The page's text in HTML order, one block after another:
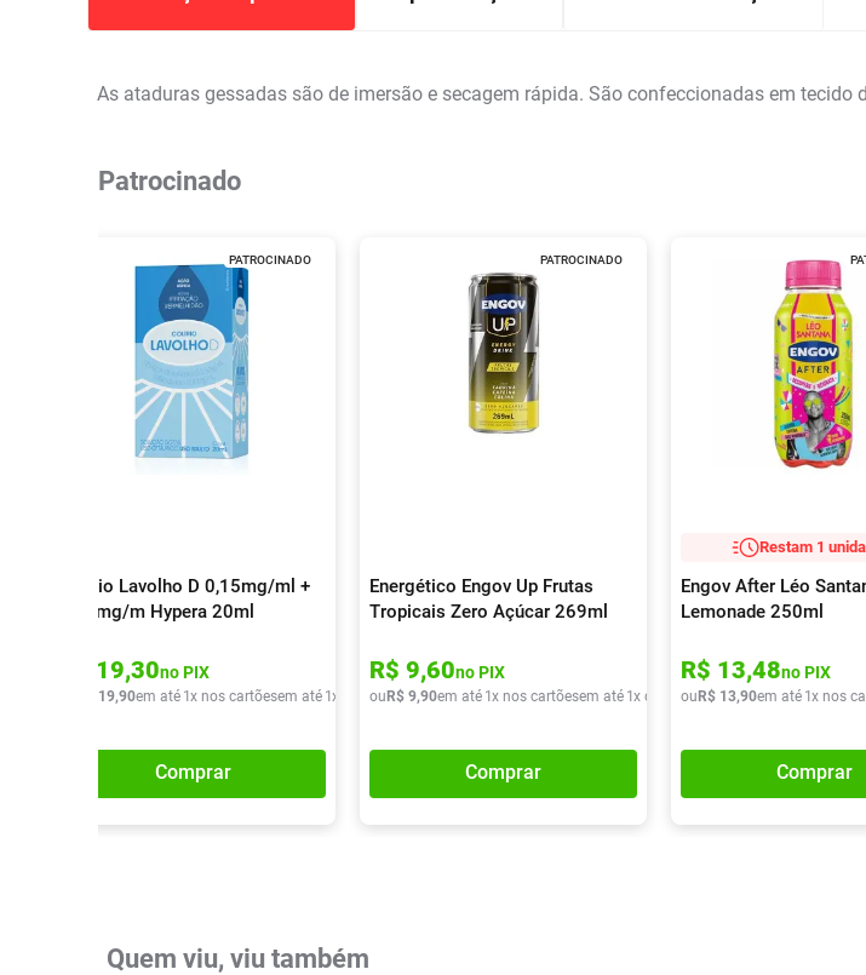
As ataduras gessadas são de imersão e secagem rápida. São confeccionadas em
Patrocinado
PATROCINADO
Colírio Lavolho D 0,15mg/ml +
0,30mg/m Hypera 20ml
19,30no PIX
19,90em até 1x nos cartõesem até 1x de R$ 19,90
Comprar
PATROCINADO
Energético Engov Up Frutas
Tropicais Zero Açúcar 269ml
R$ 9,60no PIX
ou R$ 9,90em até 1x nos cartõesem até 1x de R$ 9, 90
Comprar
Restam 1
Engov After Léo
Lemonade 250ml
R$ 13,48no PIX
ou R$ 13,90em até 1x nos
Comprar
Quem viu, viu também